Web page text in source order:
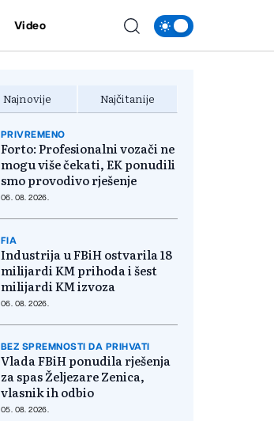
Video
Najnovije Najčitanije
PRIVREMENO
Forto: Profesionalni vozači ne
mogu više čekati, EK ponudili
smo provodivo rješenje
06. 08. 2026.
FIA
Industrija u FBiH ostvarila 18
milijardi KM prihoda i šest
milijardi KM izvoza
06. 08. 2026.
BEZ SPREMNOSTI DA PRIHVATI
Vlada FBiH ponudila rješenja
za spas Željezare Zenica,
vlasnik ih odbio
05. 08. 2026.